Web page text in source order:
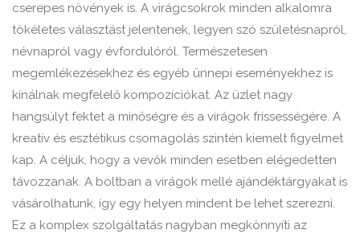
cserepes növények is. A virágcsokrok minden alkalomra
tökéletes választást jelentenek, legyen szó születésnapról,
névnapról vagy évfordulóról. Természetesen
megemlékezésekhez és egyéb ünnepi eseményekhez is
kínálnak megfelelő kompozíciókat. Az üzlet nagy
hangsúlyt fektet a minőségre és a virágok frissességére. A
kreatív és esztétikus csomagolás szintén kiemelt figyelmet
kap. A céljuk, hogy a vevők minden esetben elégedetten
távozzanak. A boltban a virágok mellé ajándéktárgyakat is
vásárolhatunk, így egy helyen mindent be lehet szerezni.
Ez a komplex szolgáltatás nagyban megkönnyíti az